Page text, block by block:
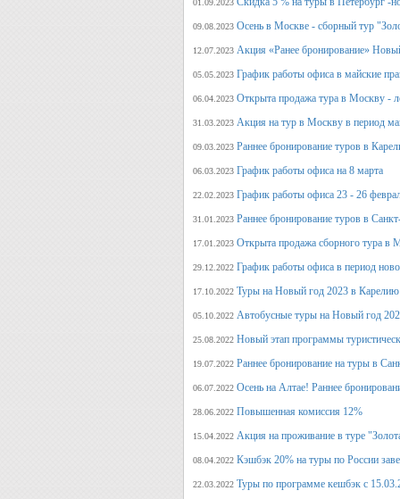
01.09.2023
09.08.2023 Осень в Москве - сборный тур
12.07.2023 Акция «Ранее бронирование»
05.05.2023 График работы офиса в майские
06.04.2023 Открыта продажа тура в Москву -
31.03.2023 Акция на тур в Москву в период
09.03.2023 Раннее бронирование туров в
06.03.2023 График работы офиса на 8 марта
22.02.2023 График работы офиса 23 - 26
31.01.2023 Раннее бронирование туров в
17.01.2023 Открыта продажа сборного тура в
29.12.2022 График работы офиса в период
17.10.2022 Туры на Новый год 2023 в Карелию
05.10.2022 Автобусные туры на Новый год
25.08.2022 Новый этап программы
19.07.2022 Раннее бронирование на туры в
06.07.2022 Осень на Алтае! Раннее
28.06.2022 Повышенная комиссия 12%
15.04.2022 Акция на проживание в туре
08.04.2022 Кэшбэк 20% на туры по России
22.03.2022 Туры по программе кешбэк с